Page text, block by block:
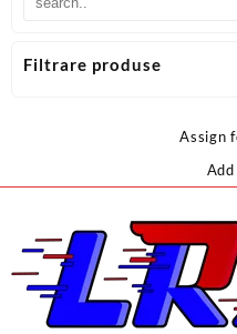
Filtrare produse
Assign